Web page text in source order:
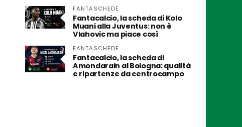
FANTASCHEDE
Fantacalcio, la scheda di Kolo
Muani alla Juventus: non è
Vlahovic ma piace così
FANTASCHEDE
Fantacalcio, la scheda di
Amondarain al Bologna: qualità
e ripartenze da centrocampo